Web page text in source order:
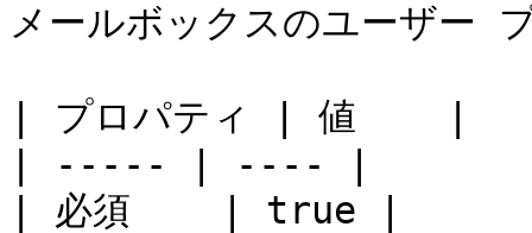
メールボックスのユーザー
| プロパティ | 値    |
| ----- | ---- |
| 必須    | true |